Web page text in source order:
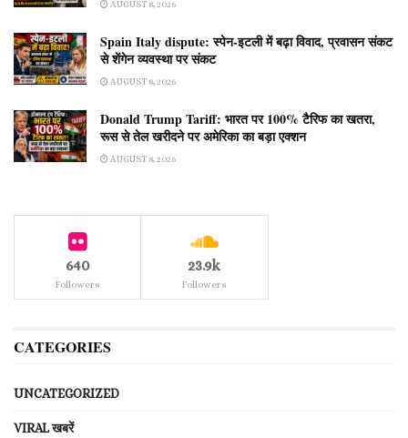
AUGUST 8, 2026
Spain Italy dispute: स्पेन-इटली में बढ़ा विवाद, प्रवासन संकट
से शेंगेन व्यवस्था पर संकट
AUGUST 8, 2026
Donald Trump Tariff: भारत पर 100% टैरिफ का खतरा,
रूस से तेल खरीदने पर अमेरिका का बड़ा एक्शन
AUGUST 8, 2026
640
Followers
23.9k
Followers
CATEGORIES
UNCATEGORIZED
VIRAL खबरें